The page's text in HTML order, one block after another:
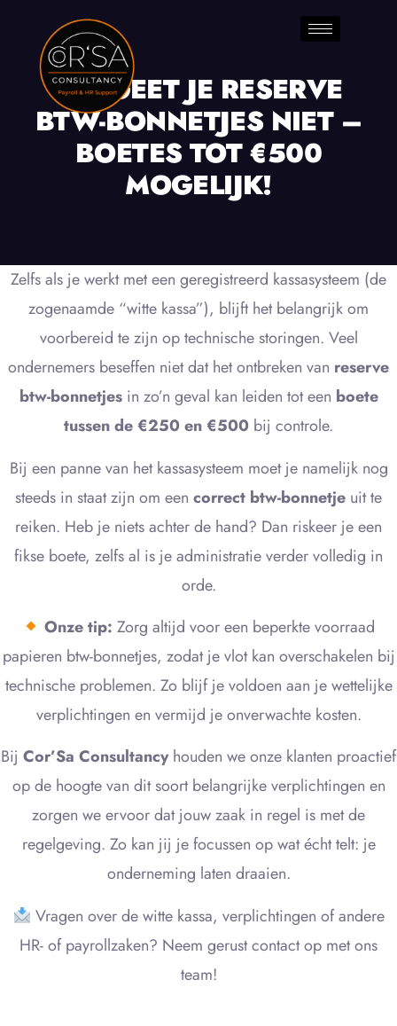
VERGEET JE RESERVE
BTW-BONNETJES NIET –
BOETES TOT €500
MOGELIJK!
Zelfs als je werkt met een geregistreerd kassasysteem (de
zogenaamde “witte kassa”), blijft het belangrijk om
voorbereid te zijn op technische storingen. Veel
ondernemers beseffen niet dat het ontbreken van reserve
btw-bonnetjesin zo’n geval kan leiden tot een boete
tussen de €250 en €500 bij controle.
Bij een panne van het kassasysteem moet je namelijk nog
steeds in staat zijn om een correct btw-bonnetje uit te
reiken. Heb je niets achter de hand? Dan riskeer je een
fikse boete, zelfs al is je administratie verder volledig in
orde.
Onze tip: Zorg altijd voor een beperkte voorraad
papieren btw-bonnetjes, zodat je vlot kan overschakelen bij
technische problemen. Zo blijf je voldoen aan je wettelijke
verplichtingen en vermijd je onverwachte kosten.
Bij Cor’Sa Consultancyhouden we onze klanten proactief
op de hoogte van dit soort belangrijke verplichtingen en
zorgen we ervoor dat jouw zaak in regel is met de
regelgeving. Zo kan jij je focussen op wat écht telt: je
onderneming laten draaien.
Vragen over de witte kassa, verplichtingen of andere
HR- of payrollzaken? Neem gerust contact op met ons
team!